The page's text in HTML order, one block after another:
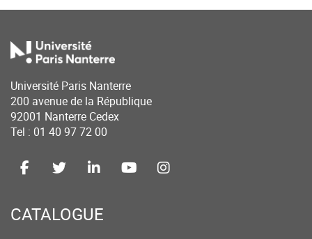
Université Paris Nanterre
200 avenue de la République
92001 Nanterre Cedex
Tel : 01 40 97 72 00
CATALOGUE